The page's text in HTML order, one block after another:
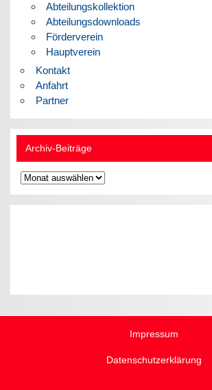
Abteilungskollektion
Abteilungsdownloads
Förderverein
Hauptverein
Kontakt
Anfahrt
Partner
Archiv-Beiträge
Archiv-
Beiträge
Impressum
Datenschutzerklärung